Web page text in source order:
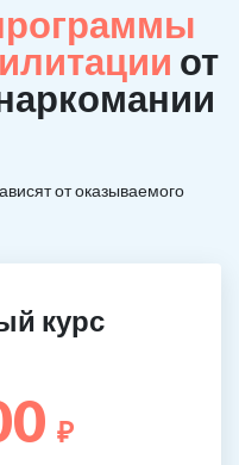
от
от оказываемого
курс
₽